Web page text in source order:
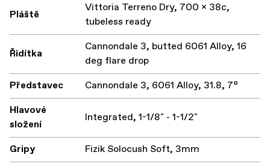
Pláště
Vittoria Terreno Dry, 700 x 38c,
tubeless ready
Řidítka
Cannondale 3, butted 6061 Alloy, 16
deg flare drop
Představec
Cannondale 3, 6061 Alloy, 31.8, 7°
Hlavové
složení
Integrated, 1-1/8" - 1-1/2"
Gripy
Fizik Solocush Soft, 3mm